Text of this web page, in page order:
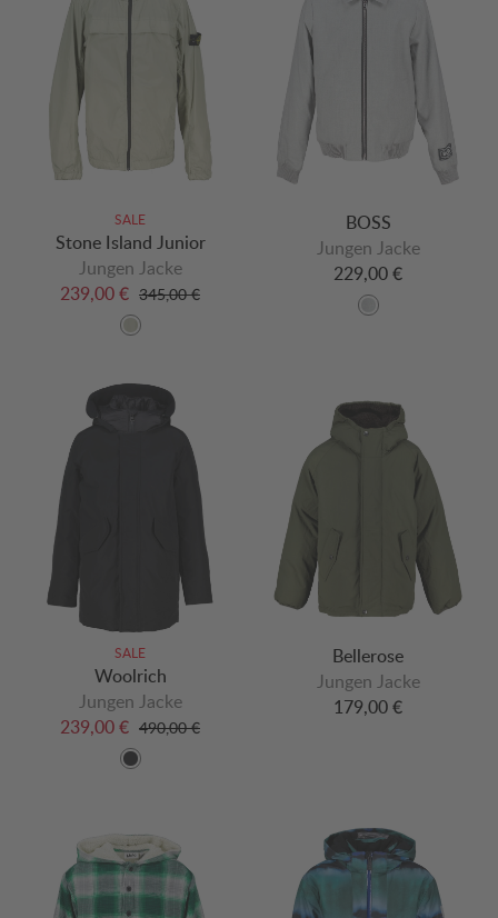
SALE
Stone Island Junior
Jungen Jacke
239,00 € 345,00 €
BOSS
Jungen Jacke
229,00 €
SALE
Woolrich
Jungen Jacke
239,00 € 490,00 €
Bellerose
Jungen Jacke
179,00 €